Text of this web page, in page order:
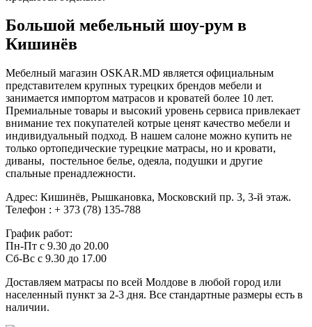
Большой мебельный шоу-рум в
Кишинёв
Мебелный магазин OSKAR.MD является официальным
представителем крупных турецких брендов мебели и
занимается импортом матрасов и кроватей более 10 лет.
Премиальные товары и высокий уровень сервиса привлекает
внимание тех покупателей котрые ценят качество мебели и
индивидуальный подход. В нашем салоне можно купить не
только ортопедические турецкие матрасы, но и кровати,
диваны, постельное белье, одеяла, подушки и другие
спальные пренадлежности.
Адрес: Кишинёв, Рышкановка, Московский пр. 3, 3-й этаж.
Телефон : + 373 (78) 135-788
График работ:
Пн-Пт с 9.30 до 20.00
Сб-Вс с 9.30 до 17.00
Доставляем матрасы по всей Молдове в любой город или
населенный пункт за 2-3 дня. Все стандартные размеры есть в
наличии.